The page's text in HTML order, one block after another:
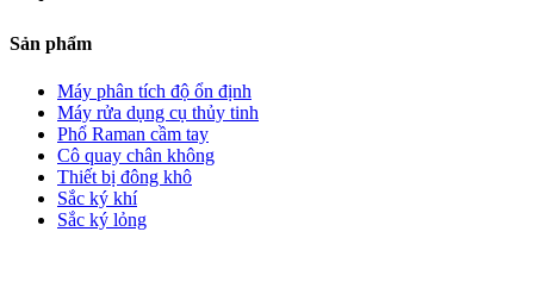
Sản phẩm
Máy phân tích độ ổn định
Máy rửa dụng cụ thủy tinh
Phổ Raman cầm tay
Cô quay chân không
Thiết bị đông khô
Sắc ký khí
Sắc ký lỏng